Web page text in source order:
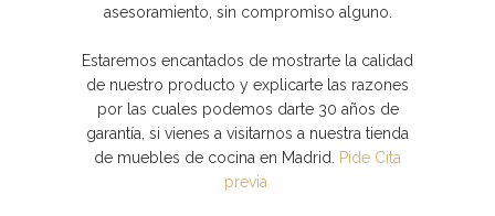
asesoramiento, sin compromiso alguno.
Estaremos encantados de mostrarte la calidad
de nuestro producto y explicarte las razones
por las cuales podemos darte 30 años de
garantía, si vienes a visitarnos a nuestra tienda
de muebles de cocina en Madrid.
Pide Cita
previa